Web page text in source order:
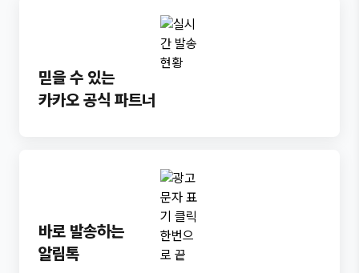
믿을 수 있는
카카오 공식 파트너
바로 발송하는
알림톡